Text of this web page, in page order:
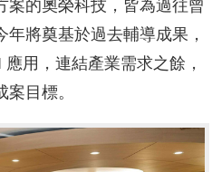
案的奧榮科技，皆為過往曾
將奠基於過去輔導成果，
用，連結產業需求之餘，
目標。